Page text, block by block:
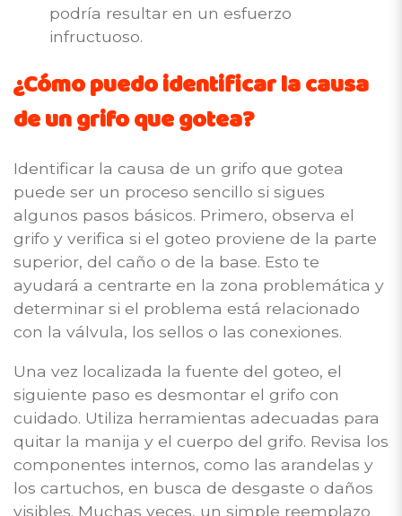
podría resultar en un esfuerzo
infructuoso.
¿Cómo puedo identificar la causa
de un grifo que gotea?
Identificar la causa de un grifo que gotea
puede ser un proceso sencillo si sigues
algunos pasos básicos. Primero, observa el
grifo y verifica si el goteo proviene de la parte
superior, del caño o de la base. Esto te
ayudará a centrarte en la zona problemática y
determinar si el problema está relacionado
con la válvula, los sellos o las conexiones.
Una vez localizada la fuente del goteo, el
siguiente paso es desmontar el grifo con
cuidado. Utiliza herramientas adecuadas para
quitar la manija y el cuerpo del grifo. Revisa los
componentes internos, como las arandelas y
los cartuchos, en busca de desgaste o daños
visibles. Muchas veces, un simple reemplazo